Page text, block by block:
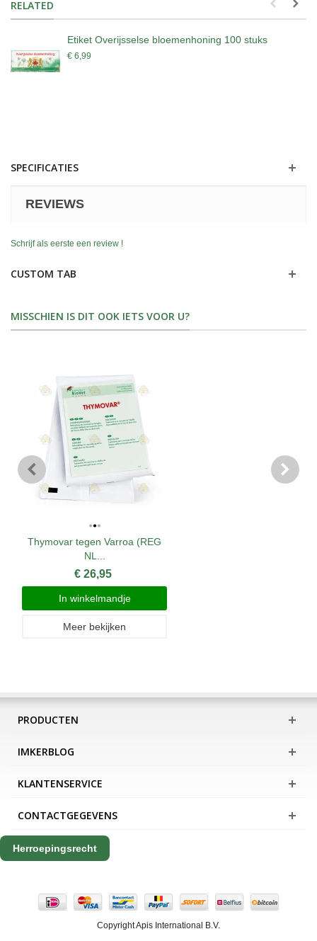
RELATED
Etiket Overijsselse bloemenhoning 100 stuks
€ 6,99
SPECIFICATIES
REVIEWS
Schrijf als eerste een review !
CUSTOM TAB
MISSCHIEN IS DIT OOK IETS VOOR U?
Thymovar tegen Varroa (REG
NL...
€ 26,95
In winkelmandje
Meer bekijken
PRODUCTEN
IMKERBLOG
KLANTENSERVICE
CONTACTGEGEVENS
Herroepingsrecht
Copyright Apis International B.V.